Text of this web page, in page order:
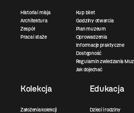
Historia i misja
Architektura
Zespół
Praca i staże
Kup bilet
Godziny otwarcia
Plan muzeum
Oprowadzenia
Informacje praktyczne
Dostępność
Regulamin zwiedzania
Jak dojechać
Kolekcja
Założenia kolekcji
Edukacja
Dzieci i rodziny